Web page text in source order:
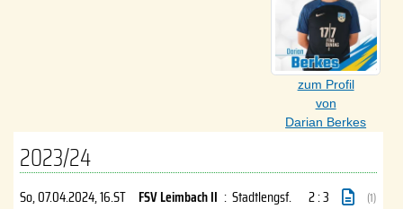
zum Profil
von
Darian Berkes
2023/24
So, 07.04.2024, 16.ST FSV Leimbach II : Stadtlengsf. 2 : 3 (1)